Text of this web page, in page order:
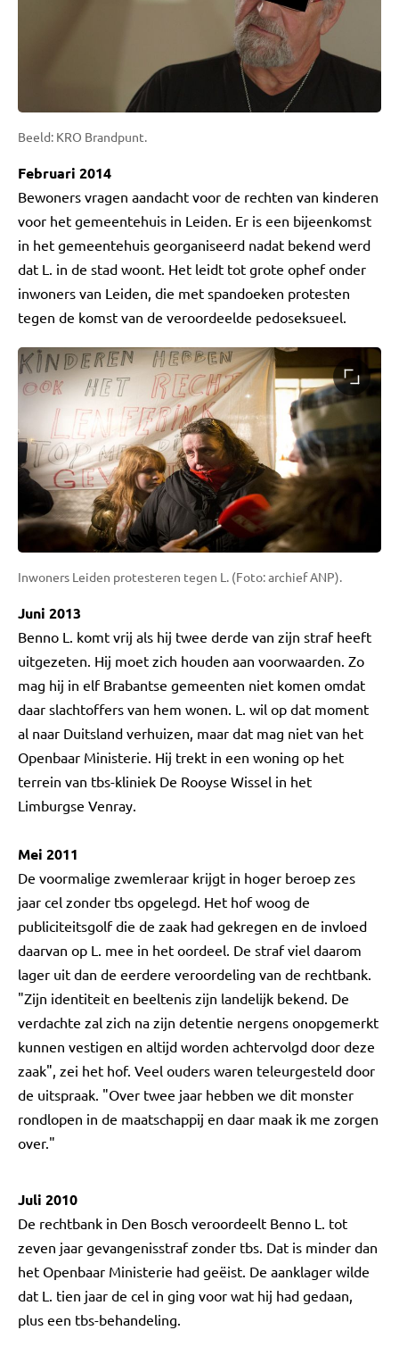
Beeld: KRO Brandpunt.
Februari 2014
Bewoners vragen aandacht voor de rechten van kinderen
voor het gemeentehuis in Leiden. Er is een bijeenkomst
in het gemeentehuis georganiseerd nadat bekend werd
dat L. in de stad woont. Het leidt tot grote ophef onder
inwoners van Leiden, die met spandoeken protesten
tegen de komst van de veroordeelde pedoseksueel.
Inwoners Leiden protesteren tegen L. (Foto: archief ANP).
Juni 2013
Benno L. komt vrij als hij twee derde van zijn straf heeft
uitgezeten. Hij moet zich houden aan voorwaarden. Zo
mag hij in elf Brabantse gemeenten niet komen omdat
daar slachtoffers van hem wonen. L. wil op dat moment
al naar Duitsland verhuizen, maar dat mag niet van het
Openbaar Ministerie. Hij trekt in een woning op het
terrein van tbs-kliniek De Rooyse Wissel in het
Limburgse Venray.
Mei 2011
De voormalige zwemleraar krijgt in hoger beroep zes
jaar cel zonder tbs opgelegd. Het hof woog de
publiciteitsgolf die de zaak had gekregen en de invloed
daarvan op L. mee in het oordeel. De straf viel daarom
lager uit dan de eerdere veroordeling van de rechtbank.
"Zijn identiteit en beeltenis zijn landelijk bekend. De
verdachte zal zich na zijn detentie nergens onopgemerkt
kunnen vestigen en altijd worden achtervolgd door deze
zaak", zei het hof. Veel ouders waren teleurgesteld door
de uitspraak. "Over twee jaar hebben we dit monster
rondlopen in de maatschappij en daar maak ik me zorgen
over."
Juli 2010
De rechtbank in Den Bosch veroordeelt Benno L. tot
zeven jaar gevangenisstraf zonder tbs. Dat is minder dan
het Openbaar Ministerie had geëist. De aanklager wilde
dat L. tien jaar de cel in ging voor wat hij had gedaan,
plus een tbs-behandeling.